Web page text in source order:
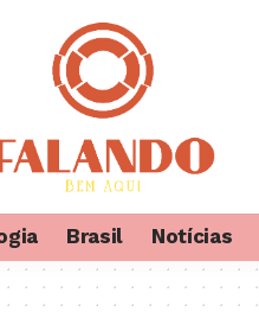
Brasil Notícias